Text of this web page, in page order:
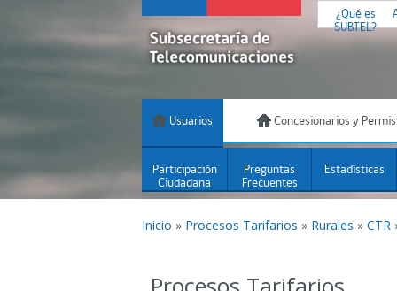
¿Qué es
SUBTEL?
Usuarios Concesionarios y
Participación
Ciudadana
Preguntas
Frecuentes
Estadísticas
Inicio » Procesos Tarifarios » Rurales » CTR